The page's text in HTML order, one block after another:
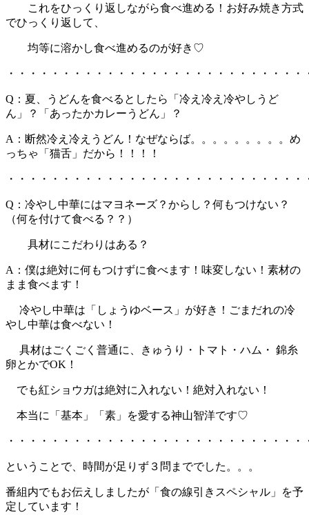
これをひっくり返しながら食べ進める！お好み焼き方式
でひっくり返して、
均等に溶かし食べ進めるのが好き♡
・・・・・・・・・・・・・・・・・・・・・・・・・・
Q：夏、うどんを食べるとしたら「冷え冷え冷やしうど
ん」？「あったかカレーうどん」？
A：断然冷え冷えうどん！なぜならば。。。。。。。。。め
っちゃ「猫舌」だから！！！！
・・・・・・・・・・・・・・・・・・・・・・・・・・
Q：冷やし中華にはマヨネーズ？からし？何もつけない？
（何を付けて食べる？？）
具材にこだわりはある？
A：僕は絶対に何もつけずに食べます！味変しない！素材の
まま食べます！
冷やし中華は「しょうゆベース」が好き！ごまだれの冷
やし中華は食べない！
具材はごくごく普通に、きゅうり・トマト・ハム・ 錦糸
卵とかでOK！
でも紅ショウガは絶対に入れない！絶対入れない！
本当に「基本」「素」を愛する神山智洋です♡
・・・・・・・・・・・・・・・・・・・・・・・・・・
ということで、時間が足りず３問まででした。。。
番組内でもお伝えしましたが「食の線引きスペシャル」を予
定しています！